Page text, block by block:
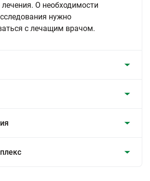
О необходимости
нужно
с лечащим врачом.